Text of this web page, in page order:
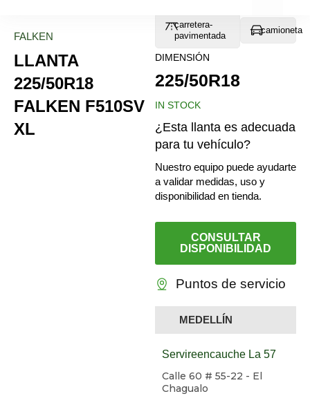
FALKEN
LLANTA
225/50R18
FALKEN F510SV
XL
carretera-
pavimentada
camioneta
DIMENSIÓN
225/50R18
IN STOCK
¿Esta llanta es adecuada
para tu vehículo?
Nuestro equipo puede ayudarte
a validar medidas, uso y
disponibilidad en tienda.
CONSULTAR
DISPONIBILIDAD
Puntos de servicio
MEDELLÍN
Servireencauche La 57
Calle 60 # 55-22 - El
Chagualo